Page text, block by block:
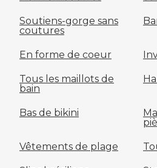
Soutiens-gorge sans
coutures
En forme de coeur
Tous les maillots de
bain
Bas de bikini
Vêtements de plage